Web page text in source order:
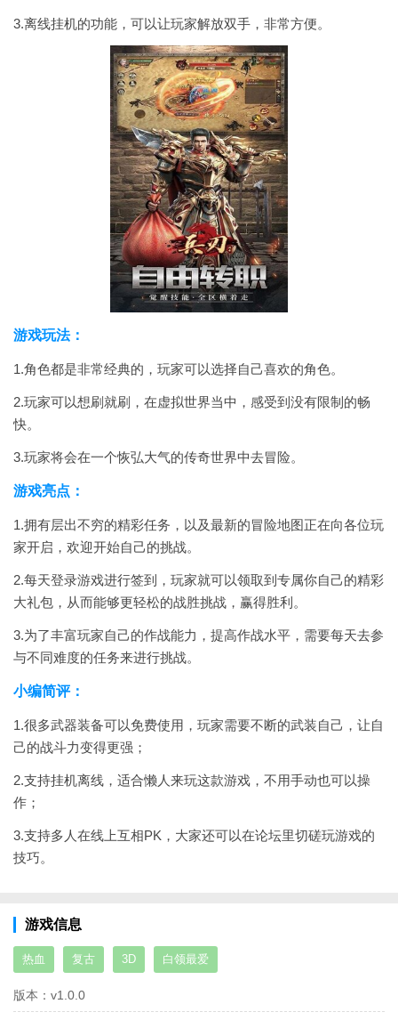
3.离线挂机的功能，可以让玩家解放双手，非常方便。
游戏玩法：
1.角色都是非常经典的，玩家可以选择自己喜欢的角色。
2.玩家可以想刷就刷，在虚拟世界当中，感受到没有限制的畅
快。
3.玩家将会在一个恢弘大气的传奇世界中去冒险。
游戏亮点：
1.拥有层出不穷的精彩任务，以及最新的冒险地图正在向各位玩
家开启，欢迎开始自己的挑战。
2.每天登录游戏进行签到，玩家就可以领取到专属你自己的精彩
大礼包，从而能够更轻松的战胜挑战，赢得胜利。
3.为了丰富玩家自己的作战能力，提高作战水平，需要每天去参
与不同难度的任务来进行挑战。
小编简评：
1.很多武器装备可以免费使用，玩家需要不断的武装自己，让自
己的战斗力变得更强；
2.支持挂机离线，适合懒人来玩这款游戏，不用手动也可以操
作；
3.支持多人在线上互相PK，大家还可以在论坛里切磋玩游戏的
技巧。
游戏信息
热血 复古 3D 白领最爱
版本： v1.0.0